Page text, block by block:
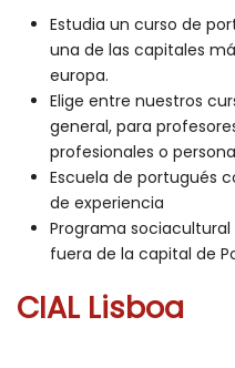
Estudia un curso de
una de las capitales
europa.
Elige entre nuestros
general, para
profesionales o
Escuela de portugués
de experiencia
Programa
fuera de la capital de
CIAL Lisboa